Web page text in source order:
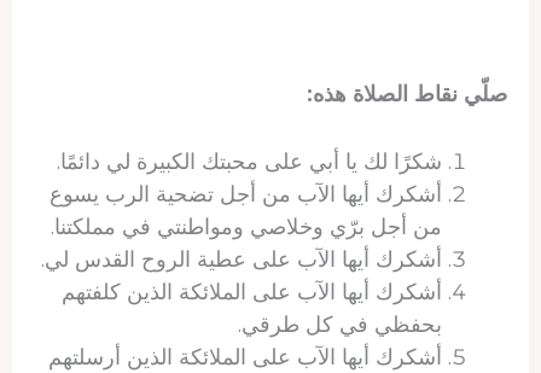
صلّي نقاط الصلاة هذه:
شكرًا لك يا أبي على محبتك الكبيرة لي دائمًا.
أشكرك أيها الآب من أجل تضحية الرب يسوع
من أجل برّي وخلاصي ومواطنتي في مملكتنا.
أشكرك أيها الآب على عطية الروح القدس لي.
أشكرك أيها الآب على الملائكة الذين كلفتهم
بحفظي في كل طرقي.
أشكرك أيها الآب على الملائكة الذين أرسلتهم